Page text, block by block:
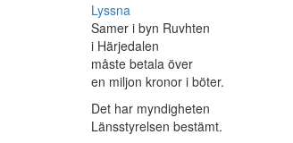
Lyssna
Samer i byn Ruvhten
i Härjedalen
måste betala över
en miljon kronor i böter.
Det har myndigheten
Länsstyrelsen bestämt.